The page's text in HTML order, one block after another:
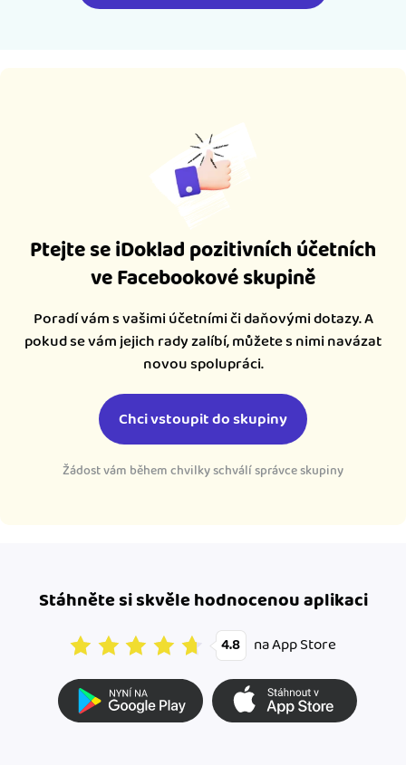
Ptejte se iDoklad pozitivních účetních
ve Facebookové skupině
Poradí vám s vašimi účetními či daňovými dotazy. A
pokud se vám jejich rady zalíbí, můžete s nimi navázat
novou spolupráci.
Chci vstoupit do skupiny
Žádost vám během chvilky schválí správce skupiny
Stáhněte si skvěle hodnocenou aplikaci
4.8 na App Store